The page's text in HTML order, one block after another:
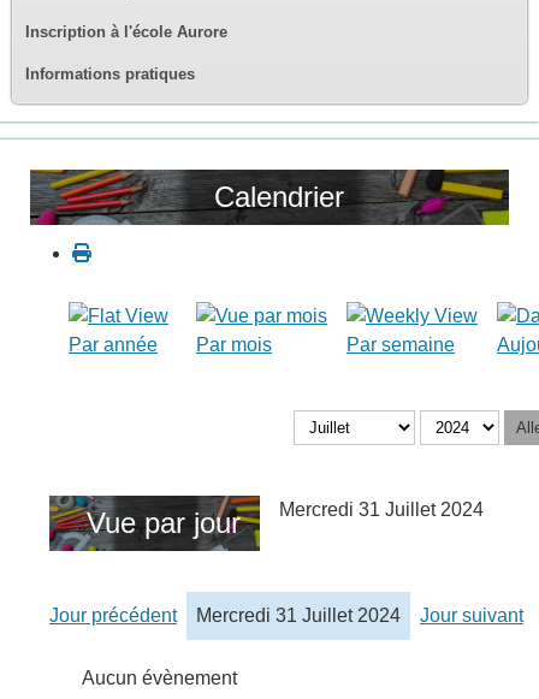
Inscription à l'école Aurore
Informations pratiques
Calendrier
Par année Par mois Par semaine
Vue par jour Mercredi 31 Juillet 2024
Jour précédent Mercredi 31 Juillet 2024 Jour suivant
Aucun évènement